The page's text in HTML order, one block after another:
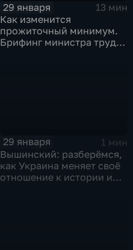
29 января
13 мин
Как изменится
прожиточный минимум.
Брифинг министра труда
29 января
1 мин
Вышинский: разберёмся,
как Украина меняет своё
отношение к истории и